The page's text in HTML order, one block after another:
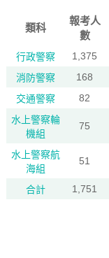
類科
報考人
數
行政警察 1,375
消防警察
168
交通警察
82
水上警察輪
機組
75
水上警察航
海組
51
合計 1,751